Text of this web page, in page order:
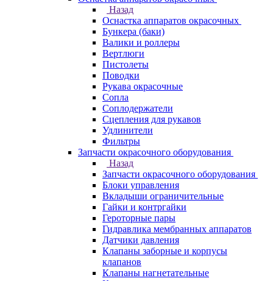
Назад
Оснастка аппаратов окрасочных
Бункера (баки)
Валики и роллеры
Вертлюги
Пистолеты
Поводки
Рукава окрасочные
Сопла
Соплодержатели
Сцепления для рукавов
Удлинители
Фильтры
Запчасти окрасочного оборудования
Назад
Запчасти окрасочного оборудования
Блоки управления
Вкладыши ограничительные
Гайки и контргайки
Героторные пары
Гидравлика мембранных аппаратов
Датчики давления
Клапаны заборные и корпусы
клапанов
Клапаны нагнетательные